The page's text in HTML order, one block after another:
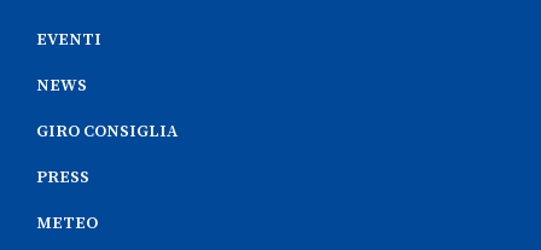
EVENTI
NEWS
GIRO CONSIGLIA
PRESS
METEO